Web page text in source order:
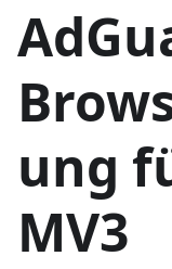
ung
MV3